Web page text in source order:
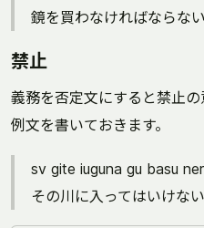
鏡を買わなければならない
禁止
義務を否定文にすると禁止の
例文を書いておきます。
sv gite iuguna gu basu
その川に入ってはいけない